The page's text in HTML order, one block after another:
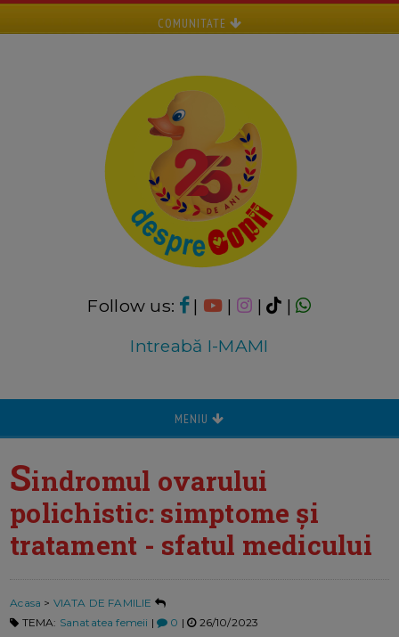
COMUNITATE
Follow us: | | |
|
Intreabă I-MAMI
MENIU
Sindromul ovarului
polichistic: simptome și
tratament - sfatul medicului
Acasa > VIATA DE FAMILIE
TEMA: Sanatatea femeii | 0 | 26/10/2023